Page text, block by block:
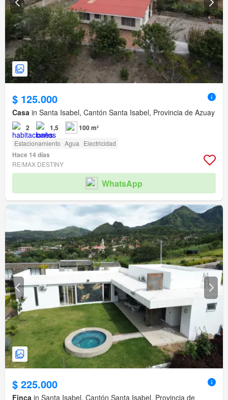
$ 125.000
Casa in Santa Isabel, Cantón Santa Isabel, Provincia de Azuay
2 1,5 100 m²
Estacionamiento Agua Electricidad
Hace 14 días
RE/MAX DESTINY
WhatsApp
$ 225.000
Finca in Santa Isabel, Cantón Santa Isabel, Provincia de